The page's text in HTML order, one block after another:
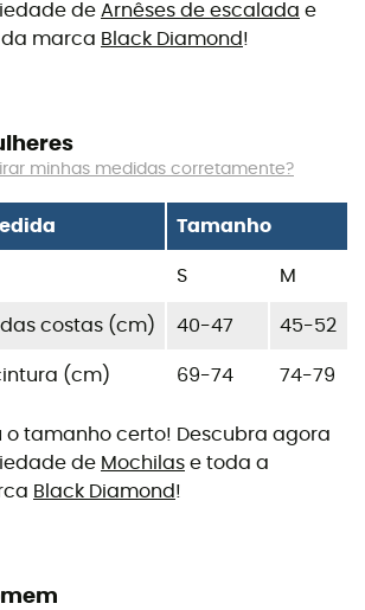
de Arnêses de escalada e
marca Black Diamond!
minhas medidas corretamente?
Tamanho
S M
costas (cm) 40-47 45-52
(cm) 69-74 74-79
o tamanho certo! Descubra agora
de Mochilas e toda a
Black Diamond!